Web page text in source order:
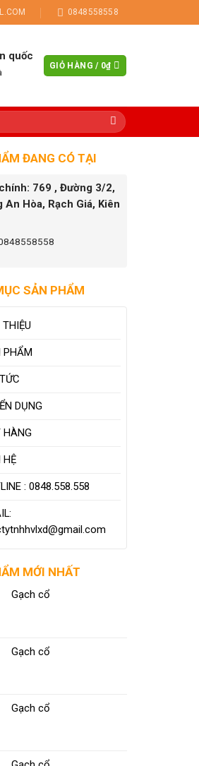
0848558558
quốc
GIỎ HÀNG / 0₫
ĐANG CÓ TẠI
769 , Đường 3/2,
An Hòa, Rạch Giá, Kiên
SẢN PHẨM
THIỆU
PHẨM
DỤNG
HỆ
: 0848.558.558
MỚI NHẤT
Gạch cổ
Gạch cổ
Gạch cổ